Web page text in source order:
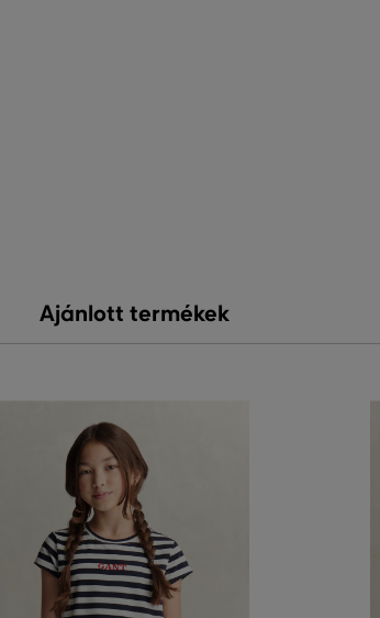
Ajánlott termékek